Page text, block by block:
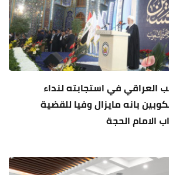
العراقي في استجابته لنداء
بانه مايزال وفيا للقضية
الامام الحجة